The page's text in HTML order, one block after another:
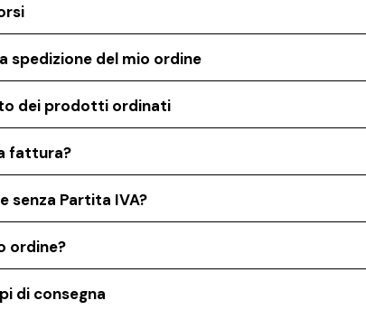
spedizione del mio ordine
dei prodotti ordinati
fattura?
senza Partita IVA?
ordine?
di consegna